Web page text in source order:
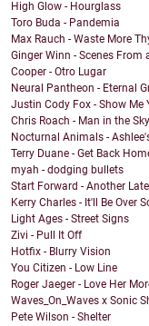
High Glow - Hourglass
Toro Buda - Pandemia
Max Rauch - Waste More
Ginger Winn - Scenes From
Cooper - Otro Lugar
Neural Pantheon - Eternal
Justin Cody Fox - Show Me
Chris Roach - Man in the Sky
Nocturnal Animals -
Terry Duane - Get Back
myah - dodging bullets
Start Forward - Another
Kerry Charles - It'll Be Over
Light Ages - Street Signs
Zivi - Pull It Off
Hotfix - Blurry Vision
You Citizen - Low Line
Roger Jaeger - Love Her
Waves_On_Waves x Sonic
Pete Wilson - Shelter